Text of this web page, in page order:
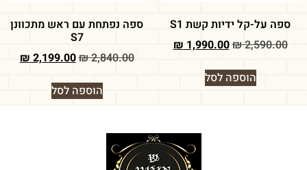
ספה על-קל ידיות קשת S1
₪2,590.00
₪ 1,990.00
הוספה לסל
ספה נפתחת עם ראש מתכוונן
S7
₪2,840.00
₪ 2,199.00
הוספה לסל